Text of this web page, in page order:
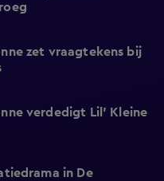
zet vraagtekens bij
verdedigt Lil' Kleine
in De